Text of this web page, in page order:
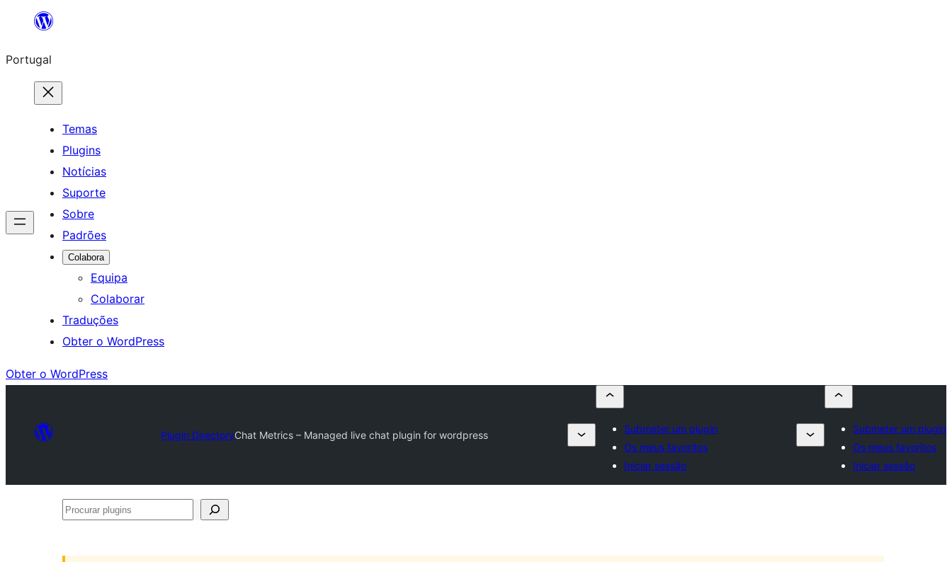
Saltar
o
conteúdo
Portugal
Temas
Plugins
Notícias
Suporte
Sobre
Padrões
Colabora
Equipa
Colaborar
Traduções
Obter o WordPress
Obter o WordPress
Plugin DirectoryChat Metrics – Managed live chat plugin for wordpress
Submeter um plugin
Os meus favoritos
Iniciar sessão
Submeter um plugin
Os meus favoritos
Iniciar sessão
Procurar